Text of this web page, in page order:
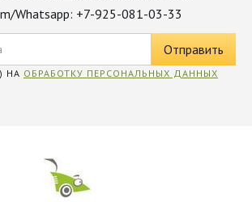
Whatsapp: +7-925-081-03-33
НА ОБРАБОТКУ ПЕРСОНАЛЬНЫХ ДАННЫХ